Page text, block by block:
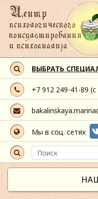
ВЫБРАТЬ
+7 912 249-41-89
Мы в соц. сетях